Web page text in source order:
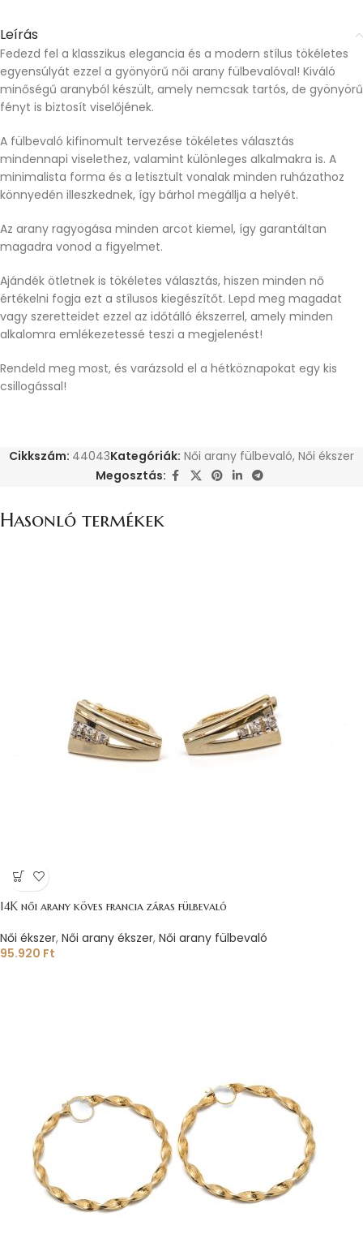
Leírás
Fedezd fel a klasszikus elegancia és a modern stílus tökéletes
egyensúlyát ezzel a gyönyörű női arany fülbevalóval! Kiváló
minőségű aranyból készült, amely nemcsak tartós, de gyönyörű
fényt is biztosít viselőjének.
A fülbevaló kifinomult tervezése tökéletes választás
mindennapi viselethez, valamint különleges alkalmakra is. A
minimalista forma és a letisztult vonalak minden ruházathoz
könnyedén illeszkednek, így bárhol megállja a helyét.
Az arany ragyogása minden arcot kiemel, így garantáltan
magadra vonod a figyelmet.
Ajándék ötletnek is tökéletes választás, hiszen minden nő
értékelni fogja ezt a stílusos kiegészítőt. Lepd meg magadat
vagy szeretteidet ezzel az időtálló ékszerrel, amely minden
alkalomra emlékezetessé teszi a megjelenést!
Rendeld meg most, és varázsold el a hétköznapokat egy kis
csillogással!
Cikkszám: 44043Kategóriák: Női arany fülbevaló, Női ékszer
Megosztás:
Hasonló termékek
14K női arany köves francia záras fülbevaló
Női ékszer, Női arany ékszer, Női arany fülbevaló
95.920 Ft